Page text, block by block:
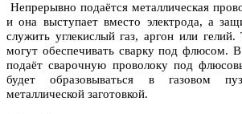
Непрерывно подаётся металлическая
и она выступает вместо электрода, а
служить углекислый газ, аргон или
могут обеспечивать сварку под флюсом. В
подаёт сварочную проволоку под
будет образовываться в газовом
металлической заготовкой.